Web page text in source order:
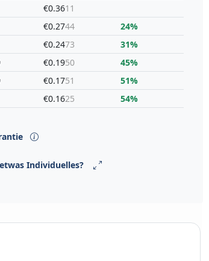
€0.3611
€0.2744
€0.2473
€0.1950
€0.1751
€0.1625
24%
31%
45%
51%
54%
Individuelles?